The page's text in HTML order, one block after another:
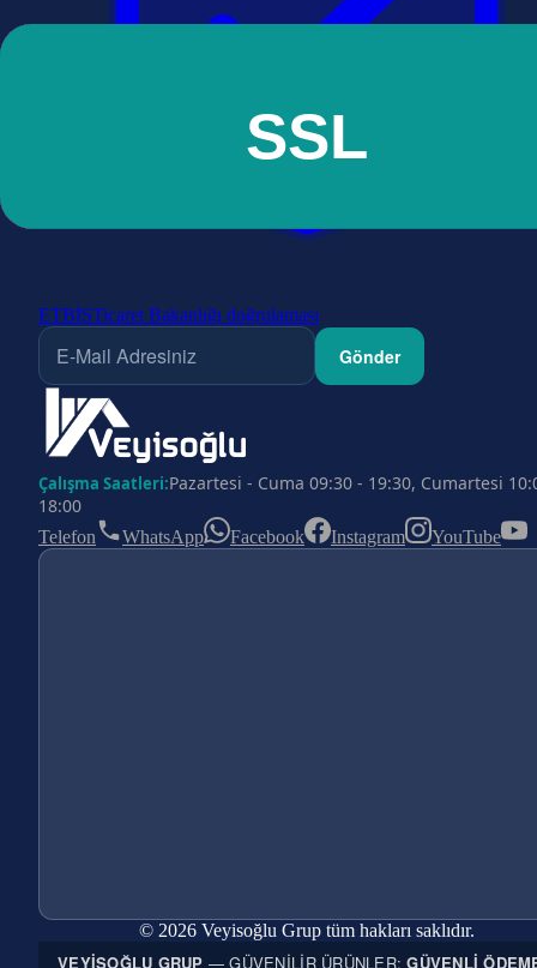
ETBİSTicaret Bakanlığı doğrulaması
Gönder
Çalışma Saatleri:Pazartesi - Cuma 09:30 - 19:30, Cumartesi
18:00
Telefon WhatsApp Facebook Instagram YouTube
© 2026 Veyisoğlu Grup tüm hakları saklıdır.
VEYISOĞLU GRUP — GÜVENILIR ÜRÜNLER;GÜVENLI